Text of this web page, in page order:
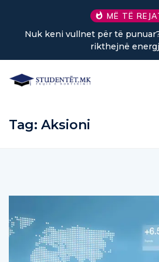
MË TË
Nuk keni vullnet për të
rikthejnë
Tag: Aksioni